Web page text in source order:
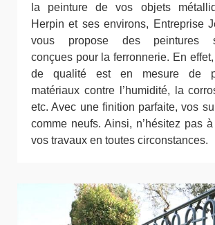
la peinture de vos objets
Herpin et ses environs, Entreprise
vous propose des peintures
conçues pour la ferronnerie. En
de qualité est en mesure de
matériaux contre l’humidité, la
etc. Avec une finition parfaite, vos
comme neufs. Ainsi, n’hésitez pas
vos travaux en toutes circonstances.